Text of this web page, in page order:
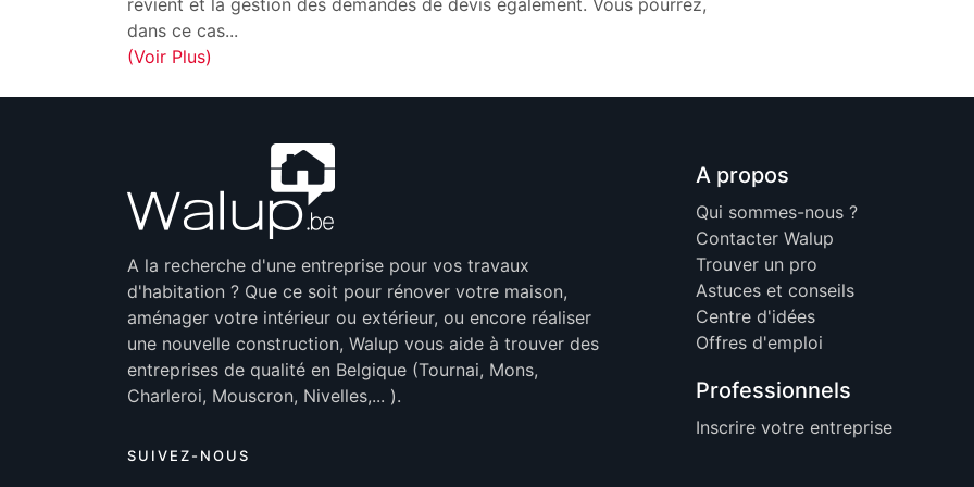
revient et la gestion des demandes de devis également. Vous pourrez,
dans ce cas...
(Voir Plus)
A la recherche d'une entreprise pour vos travaux
d'habitation ? Que ce soit pour rénover votre maison,
aménager votre intérieur ou extérieur, ou encore réaliser
une nouvelle construction, Walup vous aide à trouver des
entreprises de qualité en Belgique (Tournai, Mons,
Charleroi, Mouscron, Nivelles,... ).
SUIVEZ-NOUS
A propos
Qui sommes-nous ?
Contacter Walup
Trouver un pro
Astuces et conseils
Centre d'idées
Offres d'emploi
Professionnels
Inscrire votre entreprise